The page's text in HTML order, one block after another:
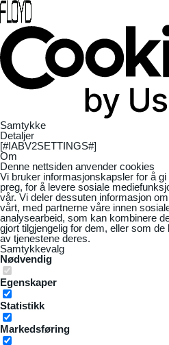
Samtykke
Detaljer
[#IABV2SETTINGS#]
Om
Denne nettsiden anvender cookies
Vi bruker informasjonskapsler for å
preg, for å levere sosiale
vår. Vi deler dessuten informasjon
vårt, med partnerne våre innen
analysearbeid, som kan kombinere
gjort tilgjengelig for dem, eller som
av tjenestene deres.
Samtykkevalg
Nødvendig
Egenskaper
Statistikk
Markedsføring